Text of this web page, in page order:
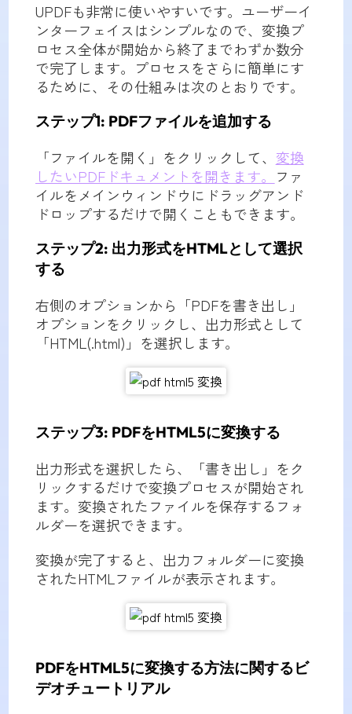
UPDFも非常に使いやすいです。ユーザーイ
ンターフェイスはシンプルなので、変換プ
ロセス全体が開始から終了までわずか数分
で完了します。プロセスをさらに簡単にす
るために、その仕組みは次のとおりです。
ステップ1: PDFファイルを追加する
「ファイルを開く」をクリックして、 変換
したいPDFドキュメントを開きます。 ファ
イルをメインウィンドウにドラッグアンド
ドロップするだけで開くこともできます。
ステップ2: 出力形式をHTMLとして選択
する
右側のオプションから「PDFを書き出し」
オプションをクリックし、出力形式として
「HTML(.html)」を選択します。
ステップ3: PDFをHTML5に変換する
出力形式を選択したら、「書き出し」をク
リックするだけで変換プロセスが開始され
ます。変換されたファイルを保存するフォ
ルダーを選択できます。
変換が完了すると、出力フォルダーに変換
されたHTMLファイルが表示されます。
PDFをHTML5に変換する方法に関するビ
デオチュートリアル